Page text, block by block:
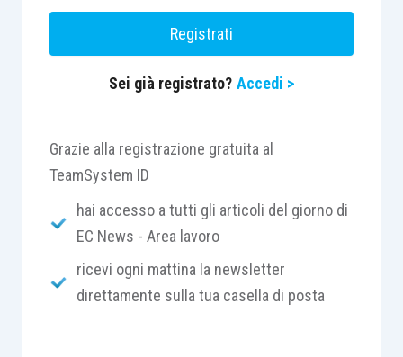
Cns o Cie consente di visualizzare e stampare
l’attestazione fiscale relativa a una o più pratiche
Centro Studi Lavoro e Previdenza – Euroconference
Registrati
Sei già registrato? Accedi >
Grazie alla registrazione gratuita al
TeamSystem ID
hai accesso a tutti gli articoli del giorno di
EC News - Area lavoro
ricevi ogni mattina la newsletter
direttamente sulla tua casella di posta